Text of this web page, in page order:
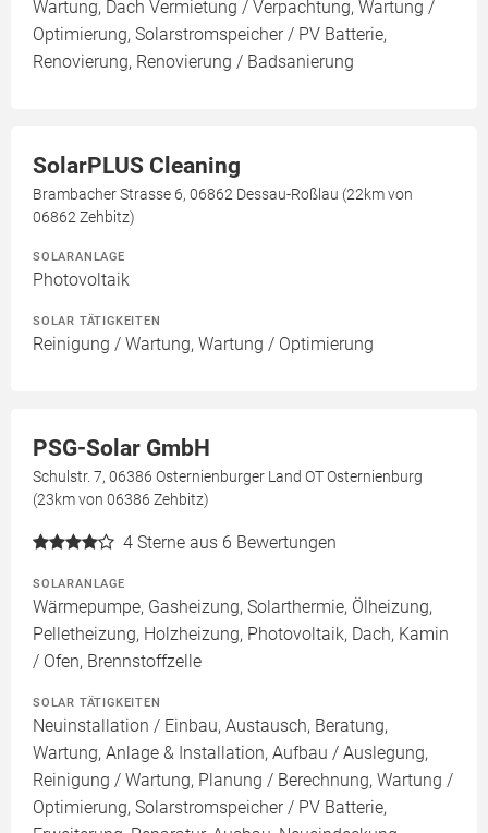
Wartung, Dach Vermietung / Verpachtung, Wartung /
Optimierung, Solarstromspeicher / PV Batterie,
Renovierung, Renovierung / Badsanierung
SolarPLUS Cleaning
Brambacher Strasse 6, 06862 Dessau-Roßlau (22km von
06862 Zehbitz)
SOLARANLAGE
Photovoltaik
SOLAR TÄTIGKEITEN
Reinigung / Wartung, Wartung / Optimierung
PSG-Solar GmbH
Schulstr. 7, 06386 Osternienburger Land OT Osternienburg
(23km von 06386 Zehbitz)
4 Sterne aus 6 Bewertungen
SOLARANLAGE
Wärmepumpe, Gasheizung, Solarthermie, Ölheizung,
Pelletheizung, Holzheizung, Photovoltaik, Dach, Kamin
/ Ofen, Brennstoffzelle
SOLAR TÄTIGKEITEN
Neuinstallation / Einbau, Austausch, Beratung,
Wartung, Anlage & Installation, Aufbau / Auslegung,
Reinigung / Wartung, Planung / Berechnung, Wartung /
Optimierung, Solarstromspeicher / PV Batterie,